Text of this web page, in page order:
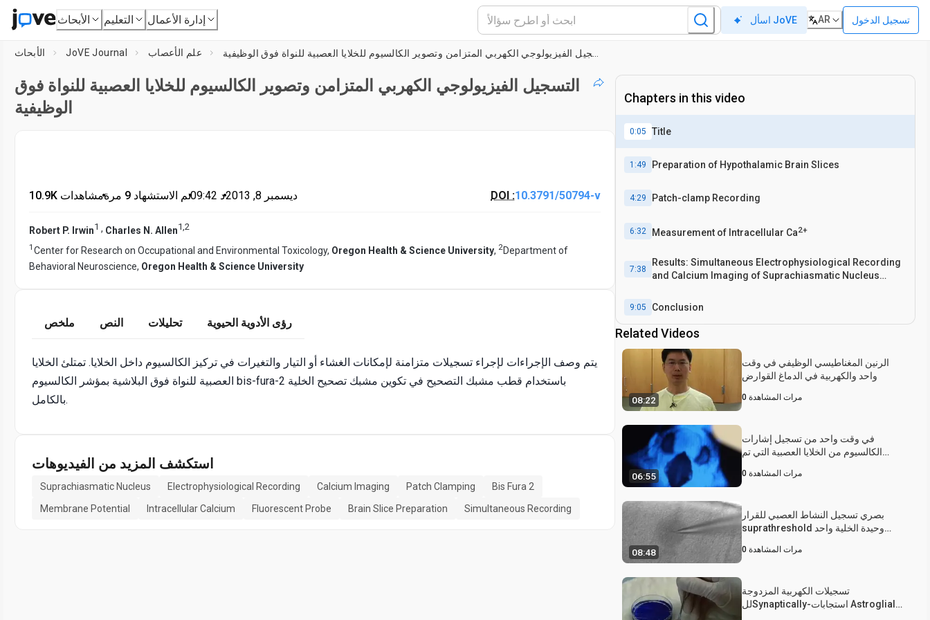
الأبحاث التعليم إدارة الأعمال اسأل JoVE AR تسجيل الدخول
الأبحاث JoVE Journal علم الأعصاب
التسجيل الفيزيولوجي الكهربي المتزامن وتصوير الكالسيوم للخلايا العصبية للنواة فوق
الوظيفية
10.9K مشاهدات• تم الاستشهاد 9 مرة•09:42 د• ديسمبر 8, 2013 DOI :10.3791/50794-v
Robert P. Irwin1 , Charles N. Allen1,2
1 Center for Research on Occupational and Environmental Toxicology, Oregon Health & Science University, 2Department of
Behavioral Neuroscience, Oregon Health & Science University
ملخص النص تحليلات رؤى الأدوية الحيوية
يتم وصف الإجراءات لإجراء تسجيلات متزامنة لإمكانات الغشاء أو التيار والتغيرات في تركيز الكالسيوم داخل الخلايا. تمتلئ الخلايا
العصبية للنواة فوق البلاشية بمؤشر الكالسيوم bis-fura-2 باستخدام قطب مشبك التصحيح في تكوين مشبك تصحيح الخلية
بالكامل.
استكشف المزيد من الفيديوهات
Suprachiasmatic Nucleus Electrophysiological Recording Calcium Imaging Patch Clamping
Bis Fura 2
Membrane Potential
Intracellular Calcium Fluorescent Probe Brain Slice Preparation Simultaneous Recording
Chapters in this video
0:05 Title
1:49 Preparation of Hypothalamic Brain Slices
4:29 Patch-clamp Recording
6:32 Measurement of Intracellular Ca2+
7:38
Results: Simultaneous Electrophysiological Recording
and Calcium Imaging of Suprachiasmatic Nucleus
9:05 Conclusion
Related Videos
08:22
الرنين المغناطيسي الوظيفي في وقت
واحد والكهربية في الدماغ القوارض
0 مرات المشاهدة
06:55
في وقت واحد من تسجيل إشارات
الكالسيوم من الخلايا العصبية التي تم
السوداء البطن
0 مرات المشاهدة
08:48
بصري تسجيل النشاط العصبي للقرار
suprathreshold وحيدة الخلية واحد
0 مرات المشاهدة
تسجيلات الكهربية المزدوجة
للSynaptically-استجابات Astroglial